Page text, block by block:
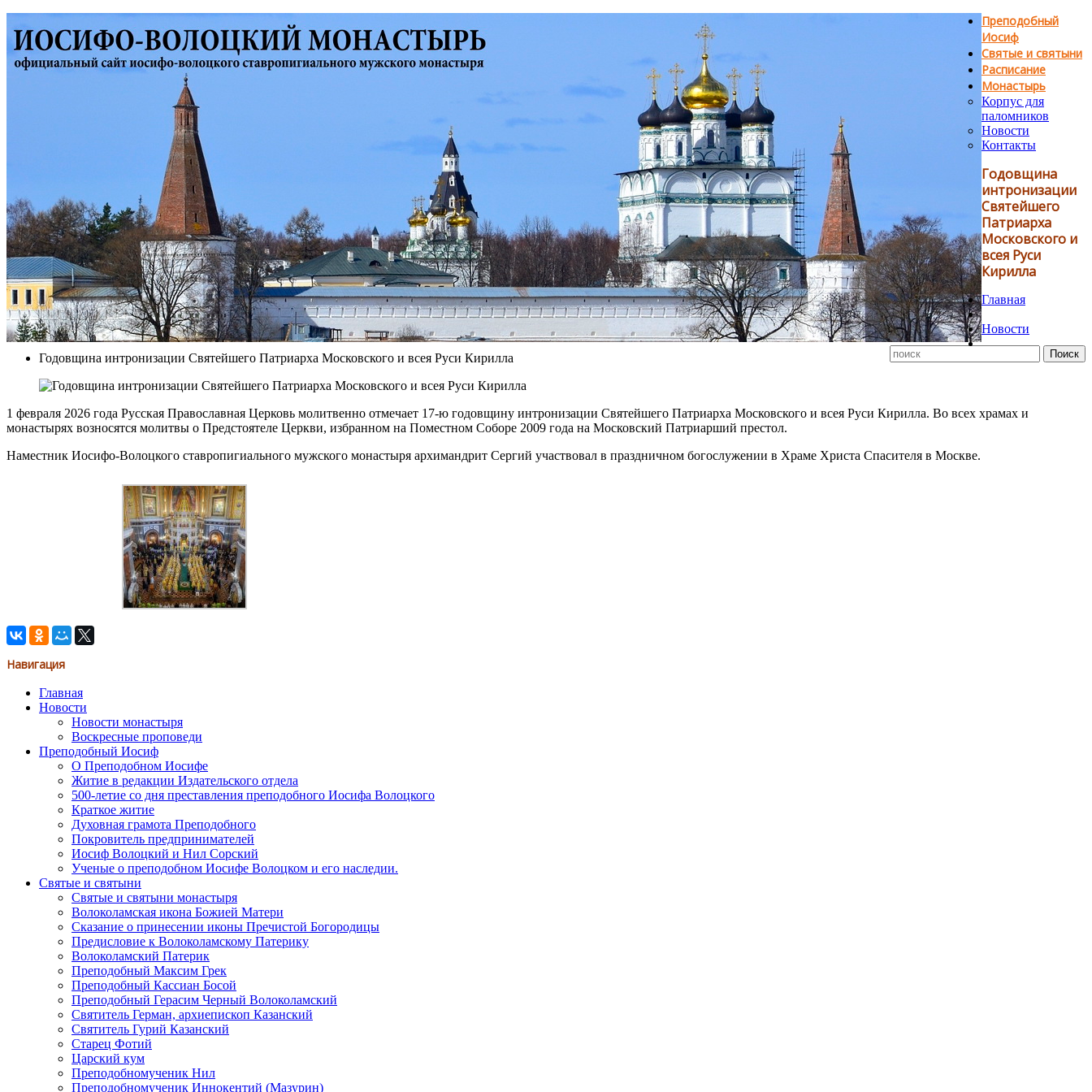
Преподобный
Иосиф
Святые и святыни
Расписание
Монастырь
Корпус для
паломников
Новости
Контакты
Годовщина
интронизации
Святейшего
Патриарха
Московского и
всея Руси
Кирилла
Главная
Новости
Годовщина интронизации Святейшего Патриарха Московского и всея Руси Кирилла
1 февраля 2026 года Русская Православная Церковь молитвенно отмечает 17-ю годовщину интронизации Святейшего Патриарха Московского и всея Руси Кирилла. Во всех храмах и
монастырях возносятся молитвы о Предстоятеле Церкви, избранном на Поместном Соборе 2009 года на Московский Патриарший престол.
Наместник Иосифо-Волоцкого ставропигиального мужского монастыря архимандрит Сергий участвовал в праздничном богослужении в Храме Христа Спасителя в Москве.
Навигация
Главная
Новости
Новости монастыря
Воскресные проповеди
Преподобный Иосиф
О Преподобном Иосифе
Житие в редакции Издательского отдела
500-летие со дня преставления преподобного Иосифа Волоцкого
Краткое житие
Духовная грамота Преподобного
Покровитель предпринимателей
Иосиф Волоцкий и Нил Сорский
Ученые о преподобном Иосифе Волоцком и его наследии.
Святые и святыни
Святые и святыни монастыря
Волоколамская икона Божией Матери
Сказание о принесении иконы Пречистой Богородицы
Предисловие к Волоколамскому Патерику
Волоколамский Патерик
Преподобный Максим Грек
Преподобный Кассиан Босой
Преподобный Герасим Черный Волоколамский
Святитель Герман, архиепископ Казанский
Святитель Гурий Казанский
Старец Фотий
Царский кум
Преподобномученик Нил
Преподобномученик Иннокентий (Мазурин)